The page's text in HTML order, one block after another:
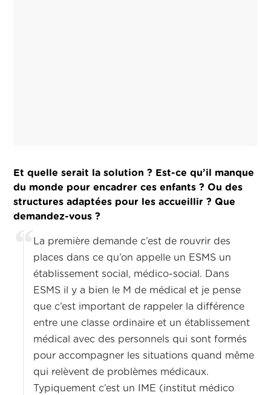
Et quelle serait la solution ? Est-ce qu’il manque
du monde pour encadrer ces enfants ? Ou des
structures adaptées pour les accueillir ? Que
demandez-vous ?
La première demande c’est de rouvrir des
places dans ce qu’on appelle un ESMS un
établissement social, médico-social. Dans
ESMS il y a bien le M de médical et je pense
que c’est important de rappeler la différence
entre une classe ordinaire et un établissement
médical avec des personnels qui sont formés
pour accompagner les situations quand même
qui relèvent de problèmes médicaux.
Typiquement c’est un IME (institut médico